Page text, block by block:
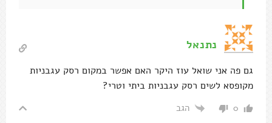
נתנאל
גם פה אני שואל עוז היקר האם אפשר במקום רסק עגבניות
מקופסא לשים רסק עגבניות ביתי וטרי?
0 הגב